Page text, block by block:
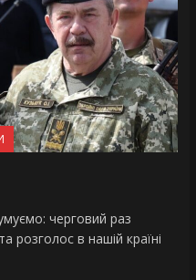
черговий раз
розголос в нашій країні